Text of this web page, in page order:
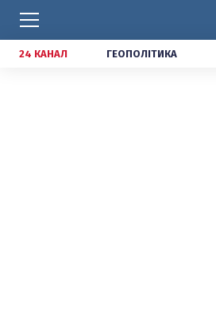
24 КАНАЛ ГЕОПОЛІТИКА